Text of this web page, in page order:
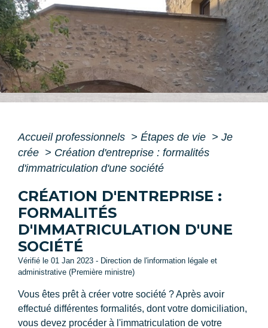
Accueil professionnels > Étapes de vie > Je
crée > Création d'entreprise : formalités
d'immatriculation d'une société
CRÉATION D'ENTREPRISE :
FORMALITÉS
D'IMMATRICULATION D'UNE
SOCIÉTÉ
Vérifié le 01 Jan 2023 - Direction de l'information légale et
administrative (Première ministre)
Vous êtes prêt à créer votre société ? Après avoir
effectué différentes formalités, dont votre domiciliation,
vous devez procéder à l'immatriculation de votre